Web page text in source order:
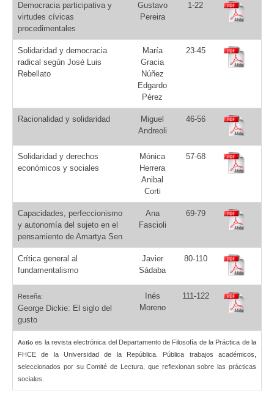
Democracia participativa y
virtudes cívicas
procedimentales
Gustavo
Pereira
1-22
Solidaridad y democracia
radical según José Luis
Rebellato
María
Gracia
Núñez
Edgardo
Pérez
23-45
Racionalidad y solidaridad
Miguel
Andreoli
46-56
Solidaridad y derechos
económicos y sociales
Mónica
Herrera
Anibal
Corti
57-68
Capacidades, perfeccionismo
y autonomía del sujeto en el
pensamiento de Amartya Sen
Ana
Fascioli
69-79
Crítica general al
fundamentalismo
Javier
Sádaba
80-110
Reseña:
George Dickie: El siglo del
gusto
Inés
Moreno
111-122
Actio es la revista electrónica del Departamento de Filosofía de la Práctica de la
FHCE de la Universidad de la República. Pública trabajos académicos,
seleccionados por su Comité de Lectura, que reflexionan sobre las prácticas
sociales.